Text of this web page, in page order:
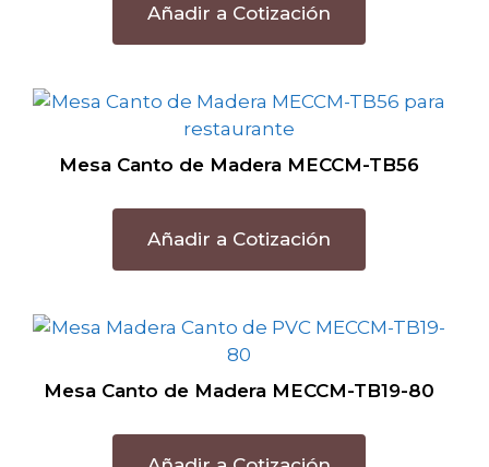
Añadir a Cotización
Mesa Canto de Madera MECCM-TB56
Añadir a Cotización
Mesa Canto de Madera MECCM-TB19-80